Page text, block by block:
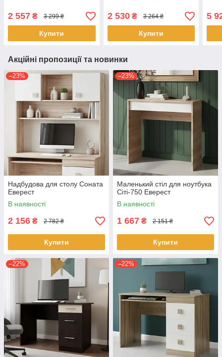
2 557 ₴ 3 299 ₴
Купити
2 530₴ 3 264 ₴
Купити
5
Акційні пропозиції та новинки
–23%
Надбудова для столу Соната
Еверест
В наявності
2 156 ₴ 2 782 ₴
Купити
–23%
Маленький стіл для ноутбука
Сіті-750 Еверест
В наявності
1 667 ₴ 2 151 ₴
Купити
–22% –22%